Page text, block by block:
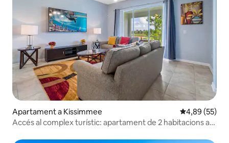
Apartament a Kissimmee 4,89 de
4,89 (55)
Accés al complex turístic: apartament de 2 habitacions a